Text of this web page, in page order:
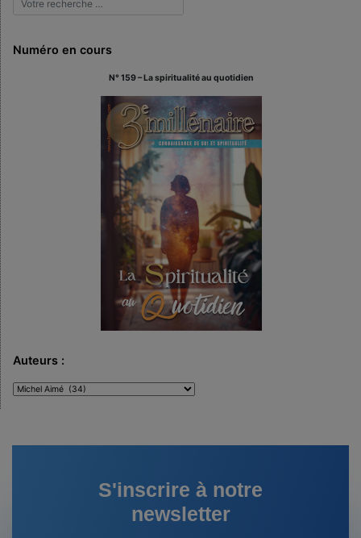
Numéro en cours
N° 159 – La spiritualité au quotidien
Auteurs :
Auteurs
S'inscrire à notre
newsletter